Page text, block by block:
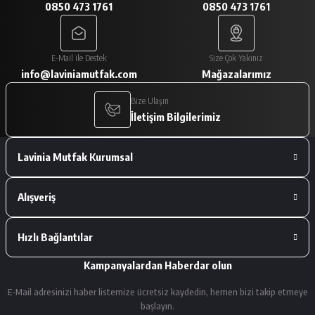
A... V... | 29/01/2026
Paketleme çok iyiydi. Ürünler tam
istediğimiz gibiydi.
A... V... | 29/01/2026
Deneyimini Paylaş
0850 473 1761 0850 473 1761
E-Mail ile Destek
info@laviniamutfak.com
Size Çok Yakınız
Mağazalarımız
Bize Ulaşın
İletişim Bilgilerimiz
Lavinia Mutfak Kurumsal
Alışveriş
Hızlı Bağlantılar
Kampanyalardan Haberdar olun
E-Mail adresinizi haber listemize ücretsiz kaydedin, hemen bizi takip etmeye
başlayın.